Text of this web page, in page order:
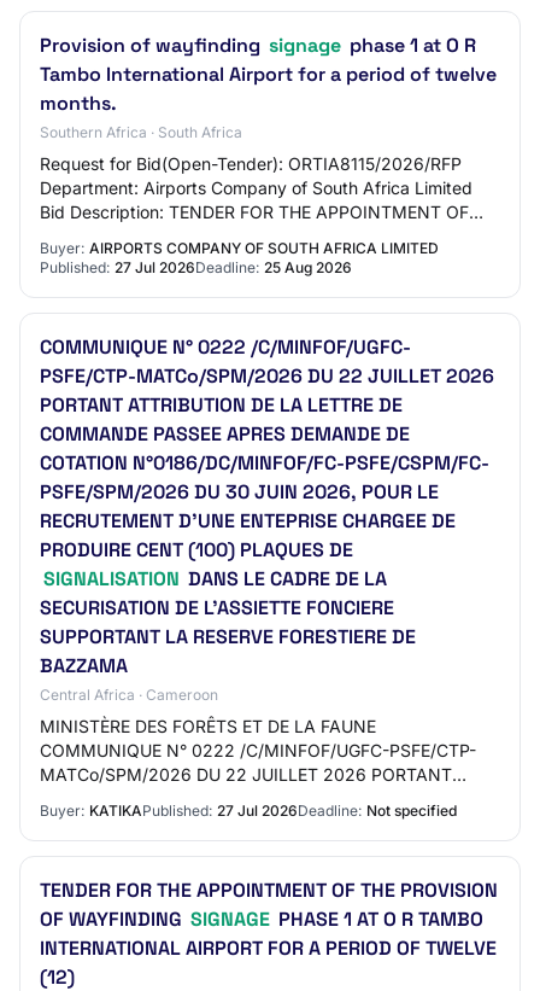
Provision of wayfinding signage phase 1 at O R
Tambo International Airport for a period of twelve
months.
Southern Africa · South Africa
Request for Bid(Open-Tender): ORTIA8115/2026/RFP
Department: Airports Company of South Africa Limited
Bid Description: TENDER FOR THE APPOINTMENT OF
O R…
Buyer: AIRPORTS COMPANY OF SOUTH AFRICA LIMITED
Published: 27 Jul 2026Deadline: 25 Aug 2026
COMMUNIQUE N° 0222 /C/MINFOF/UGFC-
PSFE/CTP-MATCo/SPM/2026 DU 22 JUILLET 2026
PORTANT ATTRIBUTION DE LA LETTRE DE
COMMANDE PASSEE APRES DEMANDE DE
COTATION N°0186/DC/MINFOF/FC-PSFE/CSPM/FC-
PSFE/SPM/2026 DU 30 JUIN 2026, POUR LE
RECRUTEMENT D’UNE ENTEPRISE CHARGEE DE
PRODUIRE CENT (100) PLAQUES DE
SIGNALISATION DANS LE CADRE DE LA
SECURISATION DE L’ASSIETTE FONCIERE
SUPPORTANT LA RESERVE FORESTIERE DE
BAZZAMA
Central Africa · Cameroon
MINISTÈRE DES FORÊTS ET DE LA FAUNE
COMMUNIQUE N° 0222 /C/MINFOF/UGFC-PSFE/CTP-
MATCo/SPM/2026 DU 22 JUILLET 2026 PORTANT
APRES DEMANDE DE COTATION N°0186/D…
Buyer: KATIKAPublished: 27 Jul 2026Deadline: Not specified
TENDER FOR THE APPOINTMENT OF THE PROVISION
OF WAYFINDING SIGNAGE PHASE 1 AT O R TAMBO
INTERNATIONAL AIRPORT FOR A PERIOD OF TWELVE
(12)